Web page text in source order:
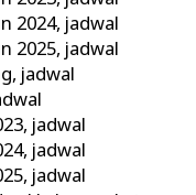
2024, jadwal
2025, jadwal
, jadwal
, jadwal
, jadwal
, jadwal